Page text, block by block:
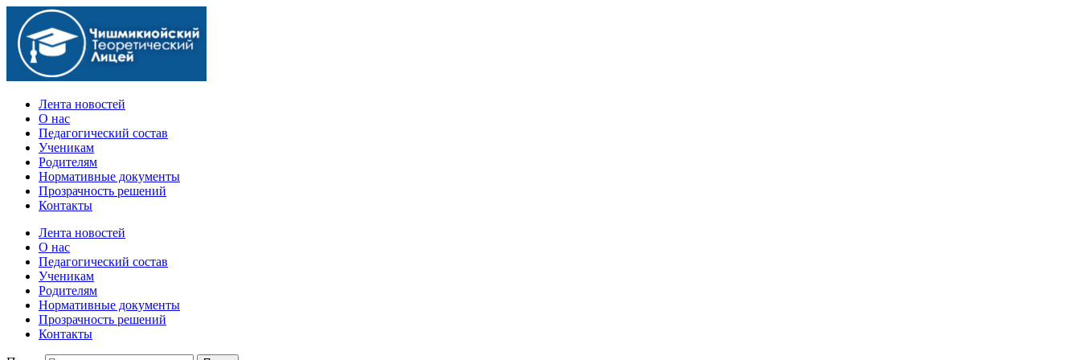
Официальный сайт учебного заведения
Лента новостей
О нас
Педагогический состав
Ученикам
Родителям
Нормативные документы
Прозрачность решений
Контакты
Лента новостей
О нас
Педагогический состав
Ученикам
Родителям
Нормативные документы
Прозрачность решений
Контакты